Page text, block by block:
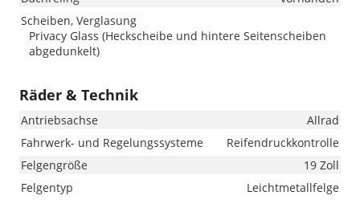
Scheiben, Verglasung
Privacy Glass (Heckscheibe und hintere Seitenscheiben
abgedunkelt)
Räder & Technik
Antriebsachse
Allrad
Fahrwerk- und Regelungssysteme
Reifendruckkontrolle
Felgengröße
19 Zoll
Felgentyp
Leichtmetallfelge